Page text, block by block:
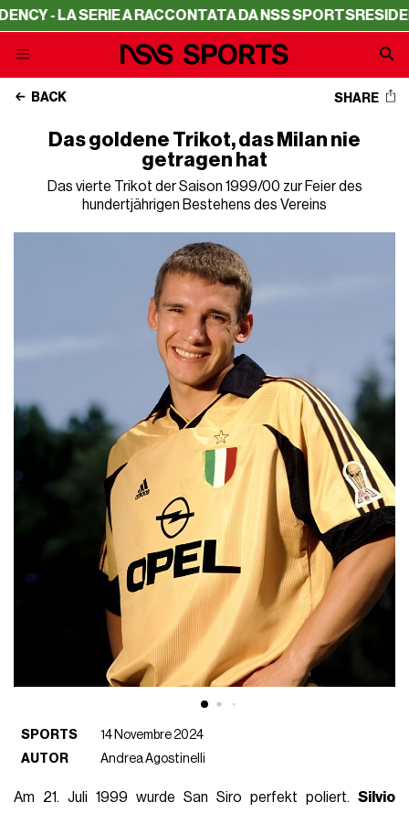
LA SERIE A RACCONTATA DA NSS SPORTSRESIDENCY -
BACK SHARE
Das goldene Trikot, das Milan nie
getragen hat
Das vierte Trikot der Saison 1999/00 zur Feier des
hundertjährigen Bestehens des Vereins
SPORTS
14 Novembre 2024
AUTOR
Andrea Agostinelli
Am 21. Juli 1999 wurde San Siro perfekt poliert. Silvio